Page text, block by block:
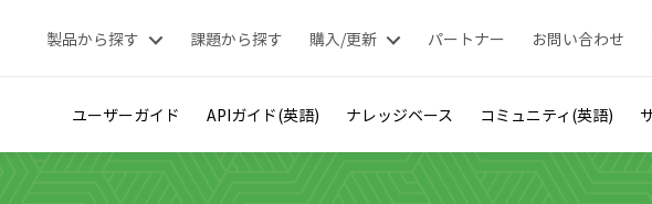
製品から探す 課題から探す 購入/更新 パートナー お問い合わせ
ユーザーガイド APIガイド(英語) ナレッジベース コミュニティ(英語)